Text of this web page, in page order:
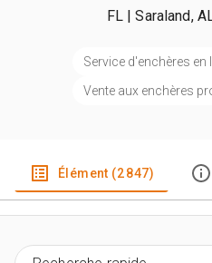
FL | Saraland,
Service d'enchères en
Vente aux enchères
Élément (2 847)